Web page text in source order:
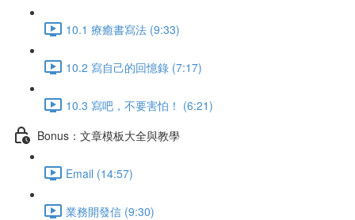
10.1 療癒書寫法 (9:33)
10.2 寫自己的回憶錄 (7:17)
10.3 寫吧，不要害怕！ (6:21)
Bonus：文章模板大全與教學
Email (14:57)
業務開發信 (9:30)